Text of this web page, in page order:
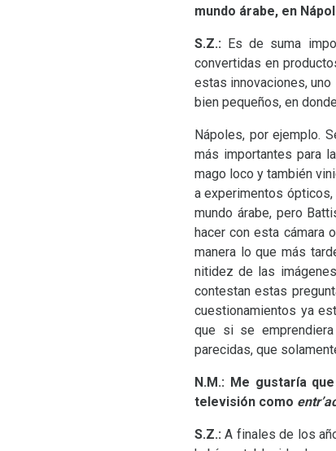
mundo árabe, en
S.Z.: Es de suma
convertidas en
estas innovaciones,
bien pequeños, en
Nápoles, por ejemplo.
más importantes para
mago loco y también
a experimentos ópticos,
mundo árabe, pero
hacer con esta cámara
manera lo que más
nitidez de las
contestan estas
cuestionamientos ya
que si se
parecidas, que
N.M.: Me gustaría
televisión como
S.Z.:A finales de los